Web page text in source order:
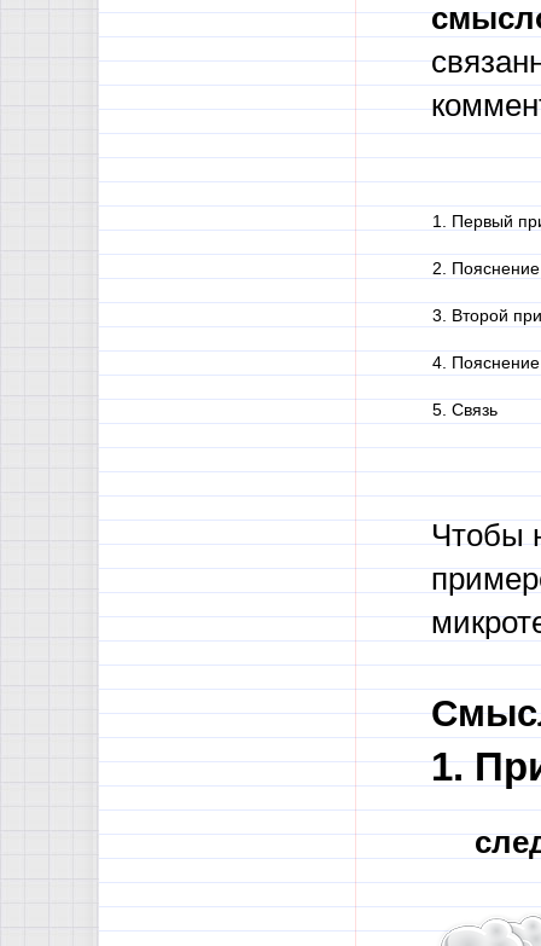
1. Первый
2. Пояснение
3. Второй
4. Пояснение
5. Связь
Чтобы
1.